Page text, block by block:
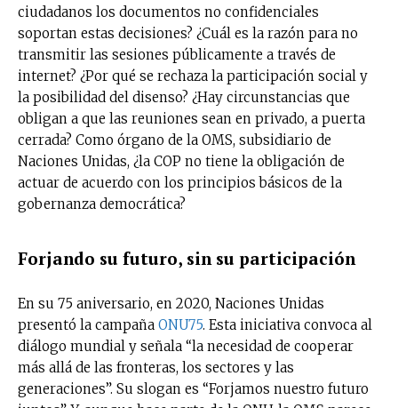
ciudadanos los documentos no confidenciales
soportan estas decisiones? ¿Cuál es la razón para no
transmitir las sesiones públicamente a través de
internet? ¿Por qué se rechaza la participación social y
la posibilidad del disenso? ¿Hay circunstancias que
obligan a que las reuniones sean en privado, a puerta
cerrada? Como órgano de la OMS, subsidiario de
Naciones Unidas, ¿la COP no tiene la obligación de
actuar de acuerdo con los principios básicos de la
gobernanza democrática?
Forjando su futuro, sin su participación
En su 75 aniversario, en 2020, Naciones Unidas
presentó la campaña ONU75. Esta iniciativa convoca al
diálogo mundial y señala “la necesidad de cooperar
más allá de las fronteras, los sectores y las
generaciones”. Su slogan es “Forjamos nuestro futuro